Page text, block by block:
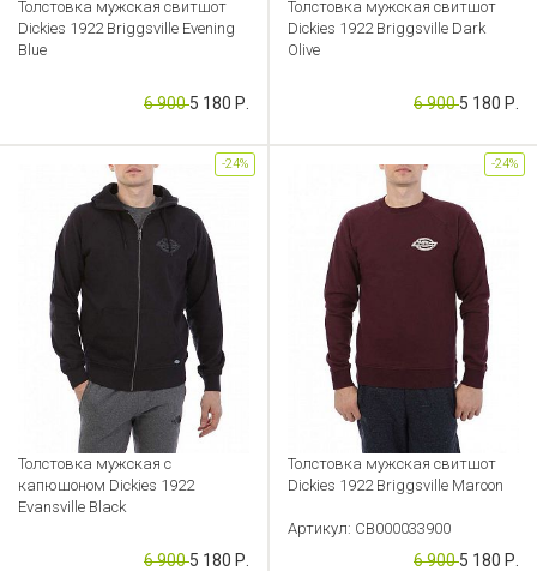
Толстовка мужская свитшот
Dickies 1922 Briggsville Evening
Blue
Артикул: CB000033901
6 9005 180 Р.
Толстовка мужская свитшот
Dickies 1922 Briggsville Dark
Olive
Артикул: CB000033902
6 9005 180 Р.
Толстовка мужская с
капюшоном Dickies 1922
Evansville Black
Артикул: CB000033907
6 9005 180 Р.
-24%
Толстовка мужская свитшот
Dickies 1922 Briggsville Maroon
Артикул: CB000033900
6 9005 180 Р.
-24%